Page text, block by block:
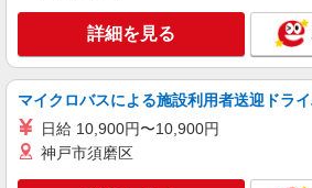
詳細を見る
マイクロバスによる施設利用者送迎ドラ
日給 10,900円〜10,900円
神戸市須磨区